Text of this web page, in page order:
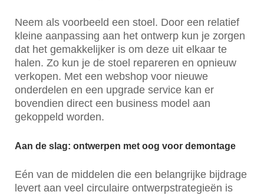
Neem als voorbeeld een stoel. Door een relatief
kleine aanpassing aan het ontwerp kun je zorgen
dat het gemakkelijker is om deze uit elkaar te
halen. Zo kun je de stoel repareren en opnieuw
verkopen. Met een webshop voor nieuwe
onderdelen en een upgrade service kan er
bovendien direct een business model aan
gekoppeld worden.
Aan de slag: ontwerpen met oog voor demontage
Eén van de middelen die een belangrijke bijdrage
levert aan veel circulaire ontwerpstrategieën is